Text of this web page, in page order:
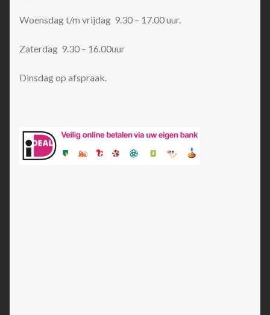
Woensdag t/m vrijdag 9.30 – 17.00 uur.
Zaterdag 9.30 – 16.00uur
Dinsdag op afspraak.